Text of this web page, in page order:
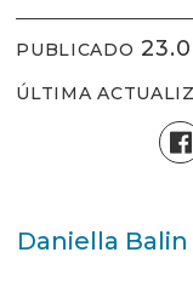
PUBLICADO
ÚLTIMA
Daniella Balin